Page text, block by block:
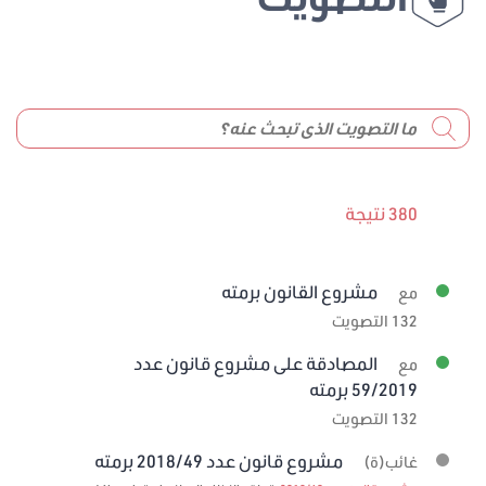
380 نتيجة
مع مشروع القانون برمته
132 التصويت
مع
المصادقة على مشروع قانون عدد
59/2019 برمته
132 التصويت
غائب(ة) مشروع قانون عدد 2018/49 برمته